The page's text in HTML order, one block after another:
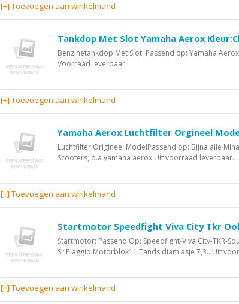
[+] Toevoegen aan winkelmand
Tankdop Met Slot Yamaha Aerox
Benzinetankdop Met Slot: Passend op: Yamaha
Voorraad leverbaar.
[+] Toevoegen aan winkelmand
Yamaha Aerox Luchtfilter Orgineel
Luchtfilter Origineel ModelPassend op: Bijna alle
Scooters, o.a yamaha aerox Uit voorraad leverbaar..
[+] Toevoegen aan winkelmand
Startmotor Speedfight Viva City Tkr
Startmotor: Passend Op: Speedfight-Viva City-TKR-
Sr Piaggio Motorblok11 Tands diam asje 7,3.. Uit
[+] Toevoegen aan winkelmand